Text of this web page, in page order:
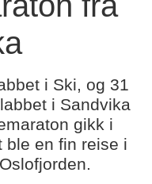
i Ski, og 31
i Sandvika
gikk i
ble en fin reise i